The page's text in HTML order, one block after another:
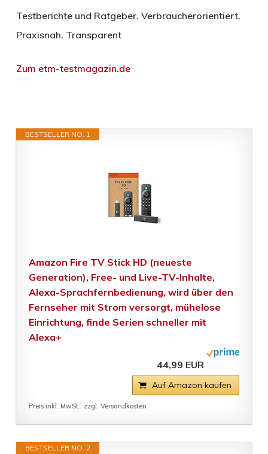
Testberichte und Ratgeber. Verbraucherorientiert.
Praxisnah. Transparent
Zum etm-testmagazin.de
BESTSELLER NO. 1
Amazon Fire TV Stick HD (neueste
Generation), Free- und Live-TV-Inhalte,
Alexa-Sprachfernbedienung, wird über den
Fernseher mit Strom versorgt, mühelose
Einrichtung, finde Serien schneller mit
Alexa+
44,99 EUR
Auf Amazon kaufen
Preis inkl. MwSt., zzgl. Versandkosten
BESTSELLER NO. 2